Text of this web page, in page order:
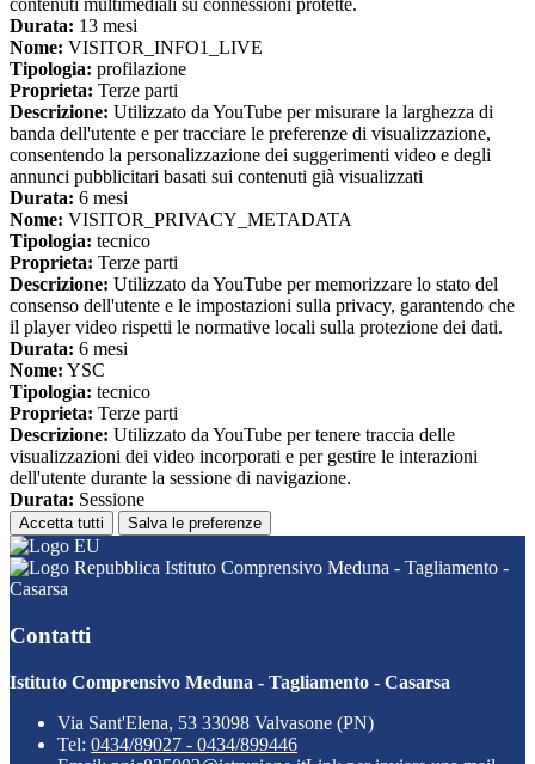
contenuti multimediali su connessioni protette.
Durata: 13 mesi
Nome: VISITOR_INFO1_LIVE
Tipologia: profilazione
Proprieta: Terze parti
Descrizione: Utilizzato da YouTube per misurare la larghezza di
banda dell'utente e per tracciare le preferenze di visualizzazione,
consentendo la personalizzazione dei suggerimenti video e degli
annunci pubblicitari basati sui contenuti già visualizzati
Durata: 6 mesi
Nome: VISITOR_PRIVACY_METADATA
Tipologia: tecnico
Proprieta: Terze parti
Descrizione: Utilizzato da YouTube per memorizzare lo stato del
consenso dell'utente e le impostazioni sulla privacy, garantendo che
il player video rispetti le normative locali sulla protezione dei dati.
Durata: 6 mesi
Nome: YSC
Tipologia: tecnico
Proprieta: Terze parti
Descrizione: Utilizzato da YouTube per tenere traccia delle
visualizzazioni dei video incorporati e per gestire le interazioni
dell'utente durante la sessione di navigazione.
Durata: Sessione
Accetta tutti Salva le preferenze
Istituto Comprensivo Meduna - Tagliamento -
Casarsa
Contatti
Istituto Comprensivo Meduna - Tagliamento - Casarsa
Via Sant'Elena, 53 33098 Valvasone (PN)
Tel: 0434/89027 - 0434/899446